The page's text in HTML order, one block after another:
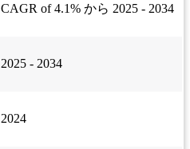
CAGR of 4.1% から 2025 - 2034
2025 - 2034
2024